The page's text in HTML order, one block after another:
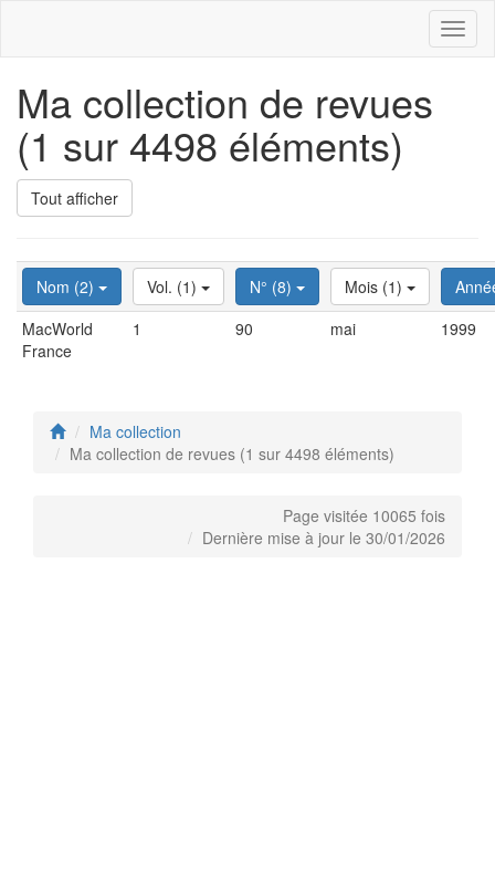
Ma collection de revues
(1 sur 4498 éléments)
Tout afficher
Nom (2) Vol. (1) N° (8) Mois (1)
MacWorld
France
1 90 mai 1999
Ma collection
Ma collection de revues (1 sur 4498 éléments)
Page visitée 10065 fois
Dernière mise à jour le 30/01/2026